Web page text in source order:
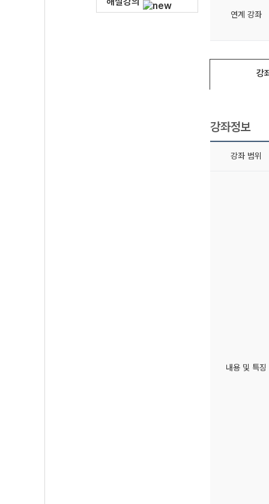
연계 강좌
강
강좌정보
강좌 범위
내용 및 특징